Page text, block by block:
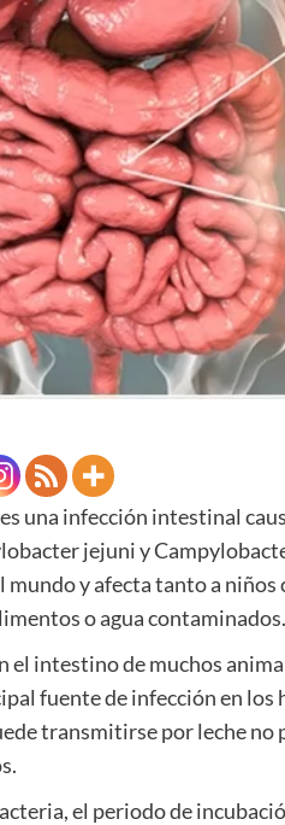
una infección intestinal
jejuni y
mundo y afecta tanto a
o agua contaminados.
el intestino de muchos
fuente de infección en los
transmitirse por leche
el periodo de